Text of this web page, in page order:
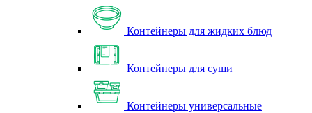
Контейнеры для жидких блюд
Контейнеры для суши
Контейнеры универсальные